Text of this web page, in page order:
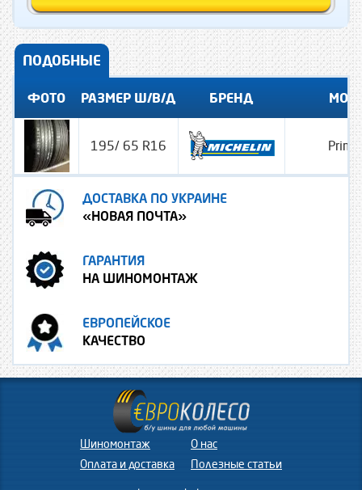
ПОДОБНЫЕ
ФОТО РАЗМЕР Ш/В/Д БРЕНД
195/ 65 R16
ДОСТАВКА ПО УКРАИНЕ
«НОВАЯ ПОЧТА»
ГАРАНТИЯ
НА ШИНОМОНТАЖ
ЕВРОПЕЙСКОЕ
КАЧЕСТВО
Шиномонтаж
Оплата и доставка
О нас
Полезные статьи